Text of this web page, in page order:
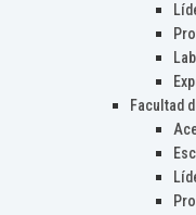
Facultad